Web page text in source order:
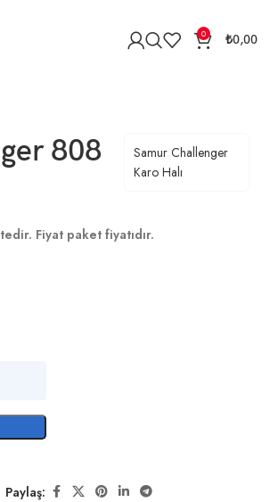
0 ₺0,00
808
Samur Challenger
Karo Halı
Fiyat paket fiyatıdır.
Paylaş: